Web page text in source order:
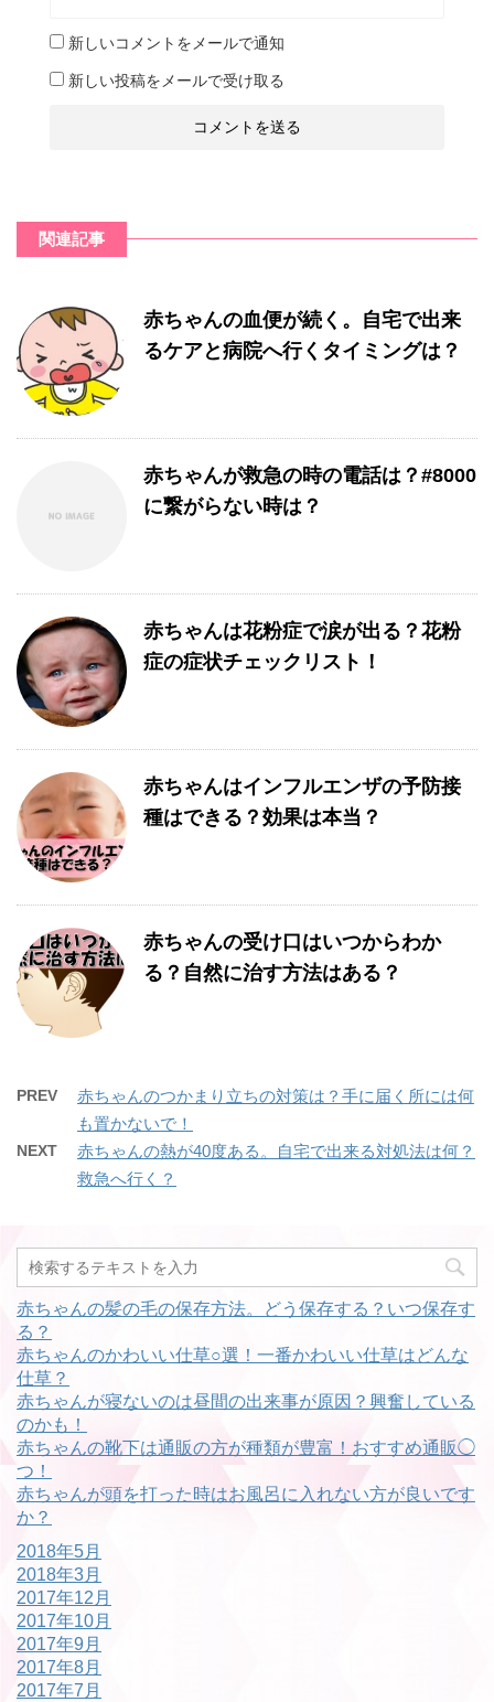
新しいコメントをメールで通知
新しい投稿をメールで受け取る
関連記事
赤ちゃんの血便が続く。自宅で出来
るケアと病院へ行くタイミングは？
赤ちゃんが救急の時の電話は？#8000
に繋がらない時は？
赤ちゃんは花粉症で涙が出る？花粉
症の症状チェックリスト！
赤ちゃんはインフルエンザの予防接
種はできる？効果は本当？
赤ちゃんの受け口はいつからわか
る？自然に治す方法はある？
PREV
赤ちゃんのつかまり立ちの対策は？手に届く所には何
も置かないで！
NEXT
赤ちゃんの熱が40度ある。自宅で出来る対処法は何？
救急へ行く？
赤ちゃんの髪の毛の保存方法。どう保存する？いつ保存す
る？
赤ちゃんのかわいい仕草○選！一番かわいい仕草はどんな
仕草？
赤ちゃんが寝ないのは昼間の出来事が原因？興奮している
のかも！
赤ちゃんの靴下は通販の方が種類が豊富！おすすめ通販◯
つ！
赤ちゃんが頭を打った時はお風呂に入れない方が良いです
か？
2018年5月
2018年3月
2017年12月
2017年10月
2017年9月
2017年8月
2017年7月